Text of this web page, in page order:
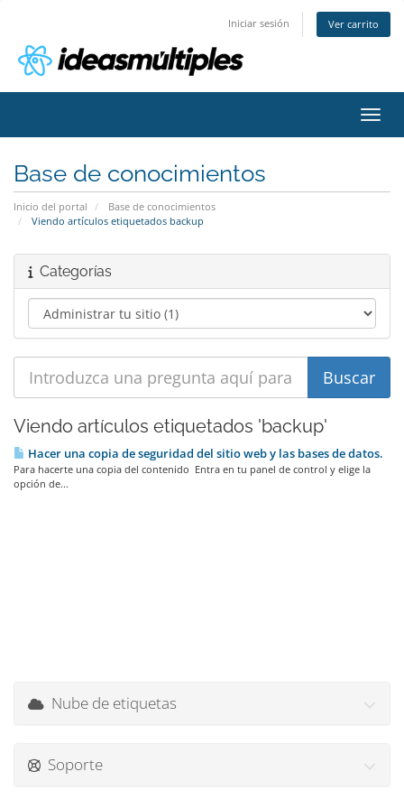
Iniciar sesión Ver carrito
Base de conocimientos
Inicio del portal
Base de conocimientos
Viendo artículos etiquetados backup
Categorías
Viendo artículos etiquetados 'backup'
Hacer una copia de seguridad del sitio web y las bases de datos.
Para hacerte una copia del contenido Entra en tu panel de control y elige la
opción de...
Nube de etiquetas
Soporte